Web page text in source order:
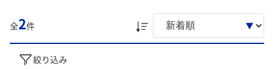
全2件
絞り込み